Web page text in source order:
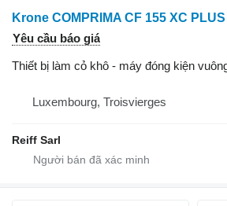
Krone COMPRIMA CF 155 XC PLUS
Yêu cầu báo giá
Thiết bị làm cỏ khô - máy đóng kiện
Luxembourg, Troisvierges
Reiff Sarl